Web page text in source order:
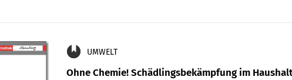
UMWELT
Ohne Chemie! Schädlingsbekämpfung im Haushalt